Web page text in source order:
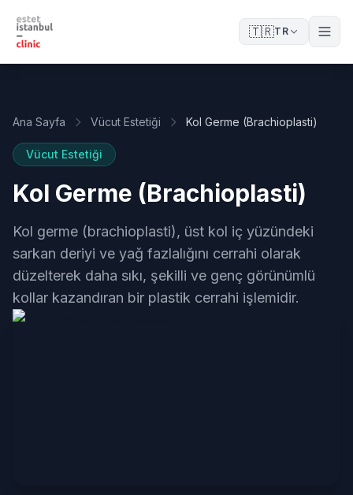
🇹🇷TR
Ana Sayfa Vücut Estetiği Kol Germe (Brachioplasti)
Vücut Estetiği
Kol Germe (Brachioplasti)
Kol germe (brachioplasti), üst kol iç yüzündeki
sarkan deriyi ve yağ fazlalığını cerrahi olarak
düzelterek daha sıkı, şekilli ve genç görünümlü
kollar kazandıran bir plastik cerrahi işlemidir.